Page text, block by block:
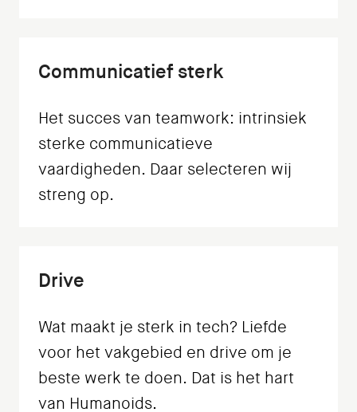
Communicatief sterk
Het succes van teamwork: intrinsiek
sterke communicatieve
vaardigheden. Daar selecteren wij
streng op.
Drive
Wat maakt je sterk in tech? Liefde
voor het vakgebied en drive om je
beste werk te doen. Dat is het hart
van Humanoids.